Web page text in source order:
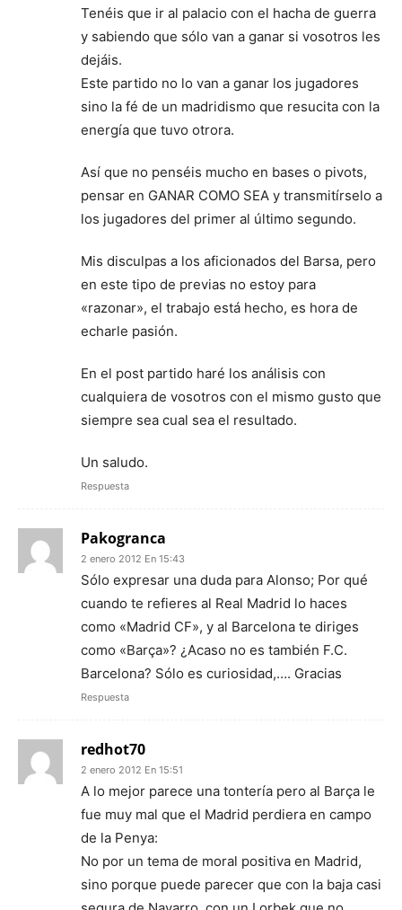
Tenéis que ir al palacio con el hacha de guerra
y sabiendo que sólo van a ganar si vosotros les
dejáis.
Este partido no lo van a ganar los jugadores
sino la fé de un madridismo que resucita con la
energía que tuvo otrora.
Así que no penséis mucho en bases o pivots,
pensar en GANAR COMO SEA y transmitírselo a
los jugadores del primer al último segundo.
Mis disculpas a los aficionados del Barsa, pero
en este tipo de previas no estoy para
«razonar», el trabajo está hecho, es hora de
echarle pasión.
En el post partido haré los análisis con
cualquiera de vosotros con el mismo gusto que
siempre sea cual sea el resultado.
Un saludo.
Respuesta
Pakogranca
2 enero 2012 En 15:43
Sólo expresar una duda para Alonso; Por qué
cuando te refieres al Real Madrid lo haces
como «Madrid CF», y al Barcelona te diriges
como «Barça»? ¿Acaso no es también F.C.
Barcelona? Sólo es curiosidad,…. Gracias
Respuesta
redhot70
2 enero 2012 En 15:51
A lo mejor parece una tontería pero al Barça le
fue muy mal que el Madrid perdiera en campo
de la Penya:
No por un tema de moral positiva en Madrid,
sino porque puede parecer que con la baja casi